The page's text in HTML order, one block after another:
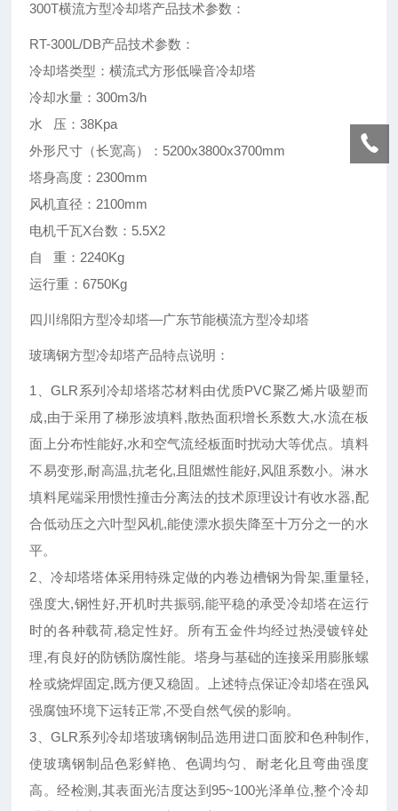
300T横流方型冷却塔产品技术参数：
RT-300L/DB产品技术参数：
冷却塔类型：横流式方形低噪音冷却塔
冷却水量：300m3/h
水 压：38Kpa
外形尺寸（长宽高）：5200x3800x3700mm
塔身高度：2300mm
风机直径：2100mm
电机千瓦X台数：5.5X2
自 重：2240Kg
运行重：6750Kg
四川绵阳方型冷却塔—广东节能横流方型冷却塔
玻璃钢方型冷却塔产品特点说明：
1、GLR系列冷却塔塔芯材料由优质PVC聚乙烯片吸塑而
成,由于采用了梯形波填料,散热面积增长系数大,水流在板
面上分布性能好,水和空气流经板面时扰动大等优点。填料
不易变形,耐高温,抗老化,且阻燃性能好,风阻系数小。淋水
填料尾端采用惯性撞击分离法的技术原理设计有收水器,配
合低动压之六叶型风机,能使漂水损失降至十万分之一的水
平。
2、冷却塔塔体采用特殊定做的内卷边槽钢为骨架,重量轻,
强度大,钢性好,开机时共振弱,能平稳的承受冷却塔在运行
时的各种载荷,稳定性好。所有五金件均经过热浸镀锌处
理,有良好的防锈防腐性能。塔身与基础的连接采用膨胀螺
栓或烧焊固定,既方便又稳固。上述特点保证冷却塔在强风
强腐蚀环境下运转正常,不受自然气侯的影响。
3、GLR系列冷却塔玻璃钢制品选用进口面胶和色种制作,
使玻璃钢制品色彩鲜艳、色调均匀、耐老化且弯曲强度
高。经检测,其表面光洁度达到95~100光泽单位,整个冷却